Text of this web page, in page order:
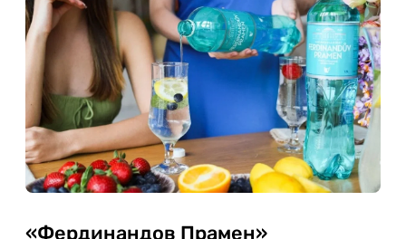
«Фердинандов Прамен»